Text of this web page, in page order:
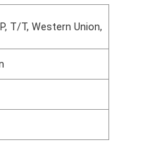
T/T, Western Union,